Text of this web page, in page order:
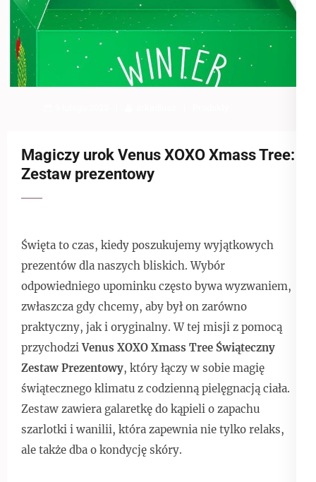
Magiczy urok Venus XOXO Xmass Tree:
Zestaw prezentowy
Święta to czas, kiedy poszukujemy wyjątkowych
prezentów dla naszych bliskich. Wybór
odpowiedniego upominku często bywa wyzwaniem,
zwłaszcza gdy chcemy, aby był on zarówno
praktyczny, jak i oryginalny. W tej misji z pomocą
przychodziVenus XOXO Xmass Tree Świąteczny
Zestaw Prezentowy, który łączy w sobie magię
świątecznego klimatu z codzienną pielęgnacją ciała.
Zestaw zawiera galaretkę do kąpieli o zapachu
szarlotki i wanilii, która zapewnia nie tylko relaks,
ale także dba o kondycję skóry.